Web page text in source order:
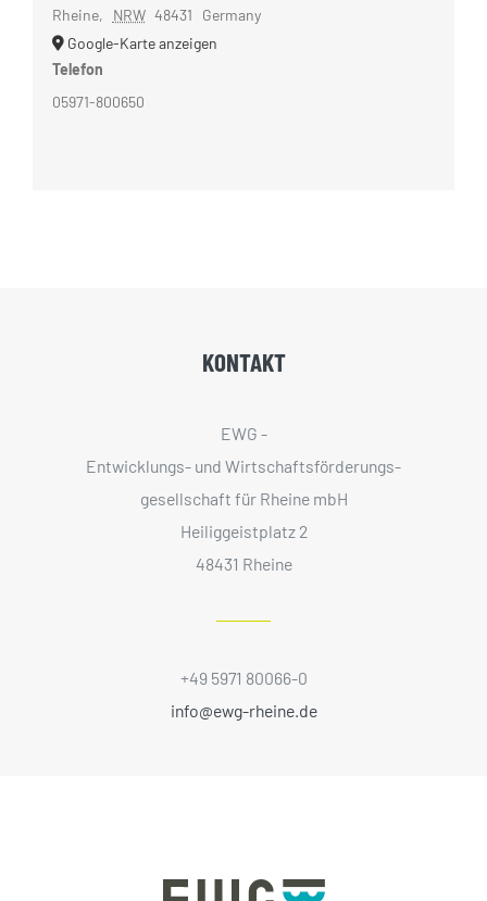
Rheine, NRW 48431
Germany
Google-Karte anzeigen
Telefon
05971-800650
KONTAKT
EWG -
Entwicklungs- und Wirtschaftsförderungs­
gesellschaft für Rheine mbH
Heiliggeistplatz 2
48431 Rheine
+49 5971 80066-0
info@ewg-rheine.de